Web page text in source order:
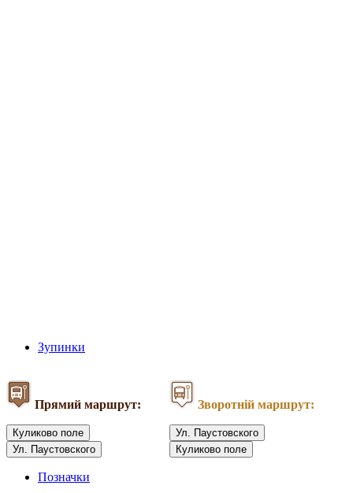
Зупинки
Прямий маршрут:
Куликово поле
Ул. Паустовского
Зворотній маршрут:
Ул. Паустовского
Куликово поле
Позначки